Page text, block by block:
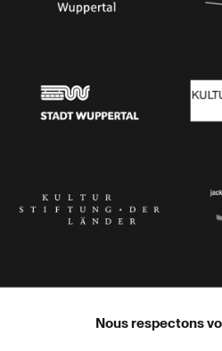
Nous respectons